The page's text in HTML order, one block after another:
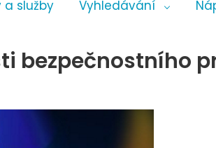
a služby Vyhledávání
bezpečnostního